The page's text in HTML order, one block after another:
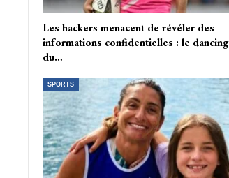
Les hackers menacent de révéler des
informations confidentielles : le dancing
du…
SPORTS